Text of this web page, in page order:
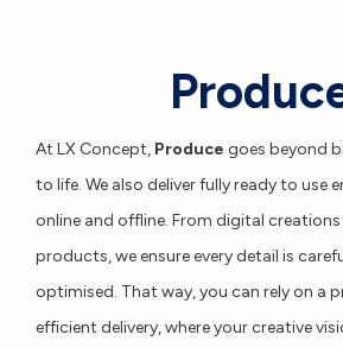
At LX Concept, Produce goes beyond
to life. We also deliver fully ready to use
online and offline. From digital
products, we ensure every detail is
optimised. That way, you can rely on a
efficient delivery, where your creative